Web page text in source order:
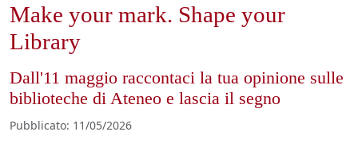
Make your mark. Shape your
Library
Dall'11 maggio raccontaci la tua opinione sulle
biblioteche di Ateneo e lascia il segno
Pubblicato: 11/05/2026